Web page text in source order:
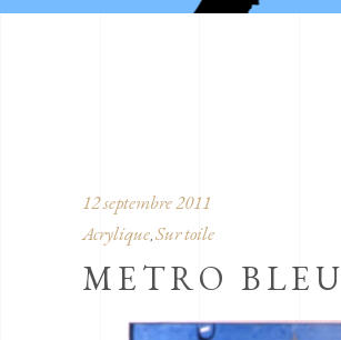
12 septembre 2011
Acrylique, Sur toile
METRO BLEU